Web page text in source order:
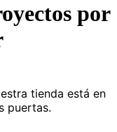
por
tienda está en
puertas.